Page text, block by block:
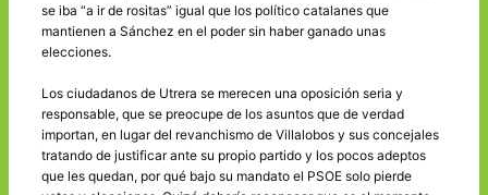
se iba “a ir de rositas” igual que los político catalanes que
mantienen a Sánchez en el poder sin haber ganado unas
elecciones.
Los ciudadanos de Utrera se merecen una oposición seria y
responsable, que se preocupe de los asuntos que de verdad
importan, en lugar del revanchismo de Villalobos y sus concejales
tratando de justificar ante su propio partido y los pocos adeptos
que les quedan, por qué bajo su mandato el PSOE solo pierde